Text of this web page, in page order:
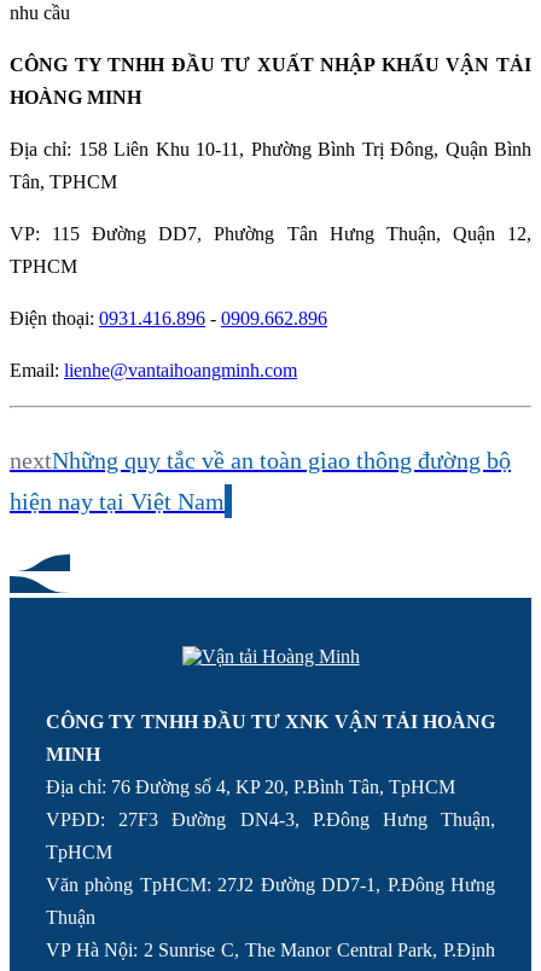
nhu cầu
CÔNG TY TNHH ĐẦU TƯ XUẤT NHẬP KHẨU VẬN TẢI
HOÀNG MINH
Địa chỉ: 158 Liên Khu 10-11, Phường Bình Trị Đông, Quận Bình
Tân, TPHCM
VP: 115 Đường DD7, Phường Tân Hưng Thuận, Quận 12,
TPHCM
Điện thoại: 0931.416.896 - 0909.662.896
Email: lienhe@vantaihoangminh.com
nextNhững quy tắc về an toàn giao thông đường bộ
hiện nay tại Việt Nam
CÔNG TY TNHH ĐẦU TƯ XNK VẬN TẢI HOÀNG
MINH
Địa chỉ: 76 Đường số 4, KP 20, P.Bình Tân, TpHCM
VPĐD: 27F3 Đường DN4-3, P.Đông Hưng Thuận,
TpHCM
Văn phòng TpHCM: 27J2 Đường DD7-1, P.Đông Hưng
Thuận
VP Hà Nội: 2 Sunrise C, The Manor Central Park, P.Định